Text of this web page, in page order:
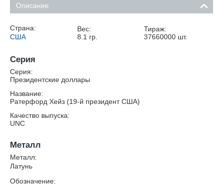
Описание
Страна:
США
Вес:
8.1 гр.
Тираж:
37660000 шт.
Серия
Серия:
Президентские доллары
Название:
Ратерфорд Хейз (19-й президент США)
Качество выпуска:
UNC
Металл
Металл:
Латунь
Обозначение: